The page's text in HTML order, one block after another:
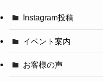
Instagram投稿
イベント案内
お客様の声